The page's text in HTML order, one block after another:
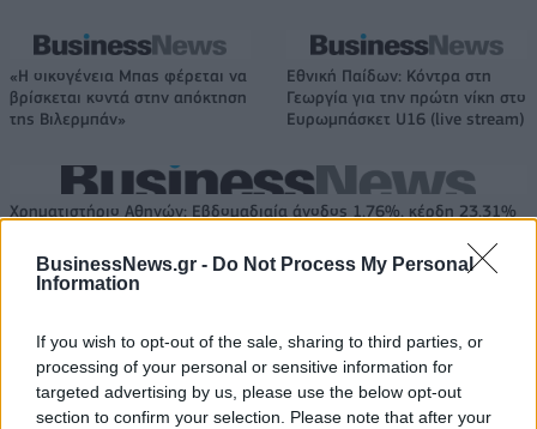
BusinessNews.gr - Do Not Process My Personal
Information
If you wish to opt-out of the sale, sharing to third parties, or
processing of your personal or sensitive information for
targeted advertising by us, please use the below opt-out
section to confirm your selection. Please note that after your
«Η οικογένεια Μπας φέρεται να
βρίσκεται κοντά στην απόκτηση
της Βιλερμπάν»
Εθνική Παίδων: Κόντρα στη
Γεωργία για την πρώτη νίκη στο
Ευρωμπάσκετ U16 (live stream)
Χρηματιστήριο Αθηνών: Εβδομαδιαία άνοδος 1,76%, κέρδη 23,31%
Ελληνική Αναπτυξιακή Τράπεζα:
Με «προίκα» 2 δισ. ευρώ
ανοίγει δρόμο για δάνεια έως 5
δισ. σε μικρομεσαίες
Υπ. Μεταφορών: Οριστική λύση
στο ζήτημα των πινακίδων
κυκλοφορίας - Τέλος στις
χρονοβόρες διαδικασίες